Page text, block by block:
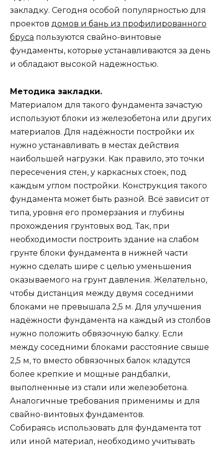
закладку. Сегодня особой популярностью для
проектов домов и бань из профилированного
бруса пользуются свайно-винтовые
фундаменты, которые устанавливаются за день
и обладают высокой надежностью.
Методика закладки.
Материалом для такого фундамента зачастую
используют блоки из железобетона или других
материалов. Для надёжности постройки их
нужно устанавливать в местах действия
наибольшей нагрузки. Как правило, это точки
пересечения стен, у каркасных стоек, под
каждым углом постройки. Конструкция такого
фундамента может быть разной. Всё зависит от
типа, уровня его промерзания и глубины
прохождения грунтовых вод. Так, при
необходимости построить здание на слабом
грунте блоки фундамента в нижней части
нужно сделать шире с целью уменьшения
оказываемого на грунт давления. Желательно,
чтобы дистанция между двумя соседними
блоками не превышала 2,5 м. Для улучшения
надёжности фундамента на каждый из столбов
нужно положить обвязочную балку. Если
между соседними блоками расстояние свыше
2,5 м, то вместо обвязочных балок кладутся
более крепкие и мощные рандбалки,
выполненные из стали или железобетона.
Аналогичные требования применимы и для
свайно-винтовых фундаментов.
Собираясь использовать для фундамента тот
или иной материал, необходимо учитывать